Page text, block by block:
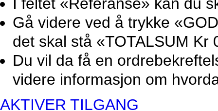
Gå videre ved å trykke
det skal stå «TOTALSUM Kr
Du vil da få en
videre informasjon om
AKTIVER TILGANG